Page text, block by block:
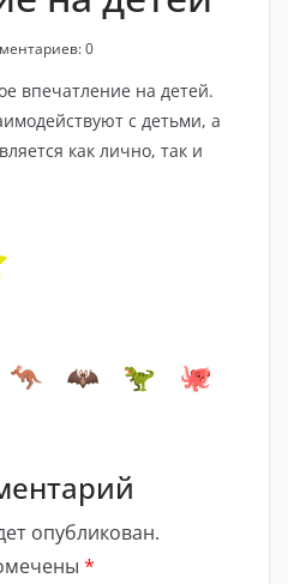
0
впечатление на детей.
с детьми, а
как лично, так и
опубликован.
*